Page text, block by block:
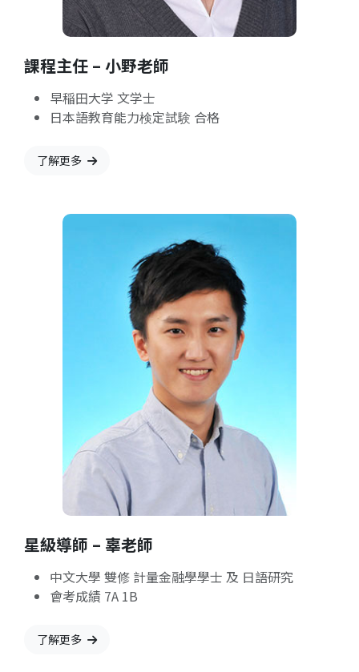
課程主任 – 小野老師
早稲田大学 文学士
日本語教育能力検定試験 合格
了解更多
星級導師 – 辜老師
中文大學 雙修 計量金融學學士 及 日語研究
會考成績 7A 1B
了解更多